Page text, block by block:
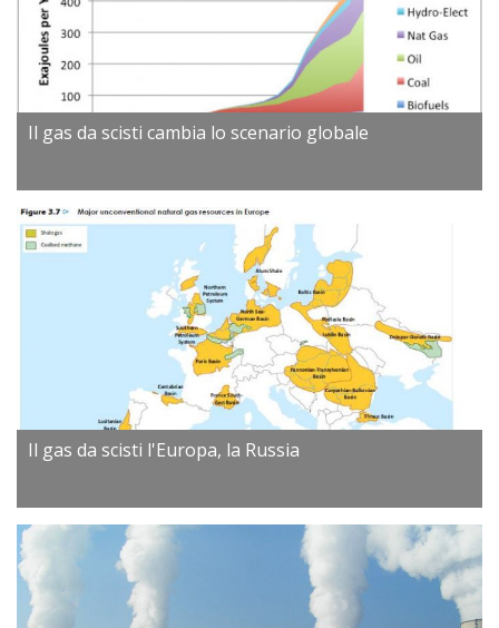
Il gas da scisti cambia lo scenario globale
Il gas da scisti l'Europa, la Russia